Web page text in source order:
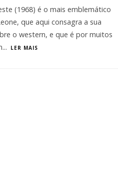
(1968) é o mais emblemático
que aqui consagra a sua
o western, e que é por muitos
... LER MAIS